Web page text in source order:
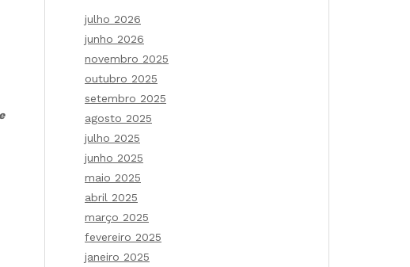
julho 2026
junho 2026
novembro 2025
outubro 2025
setembro 2025
agosto 2025
julho 2025
junho 2025
maio 2025
abril 2025
março 2025
fevereiro 2025
janeiro 2025